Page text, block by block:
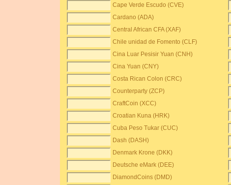
Cape Verde Escudo (CVE)
Cardano (ADA)
Central African CFA (XAF)
Chile unidad de Fomento (CLF)
Cina Luar Pesisir Yuan (CNH)
Cina Yuan (CNY)
Costa Rican Colon (CRC)
Counterparty (ZCP)
CraftCoin (XCC)
Croatian Kuna (HRK)
Cuba Peso Tukar (CUC)
Dash (DASH)
Denmark Krone (DKK)
Deutsche eMark (DEE)
DiamondCoins (DMD)